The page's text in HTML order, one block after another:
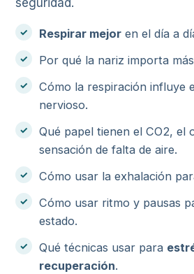
seguridad.
Respirar mejor en el día a
Por qué la nariz importa
Cómo la respiración influye
nervioso.
Qué papel tienen el CO2, el
sensación de falta de aire.
Cómo usar la exhalación
Cómo usar ritmo y pausas
estado.
Qué técnicas usar para
recuperación.